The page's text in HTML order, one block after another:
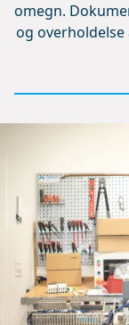
omegn.
og